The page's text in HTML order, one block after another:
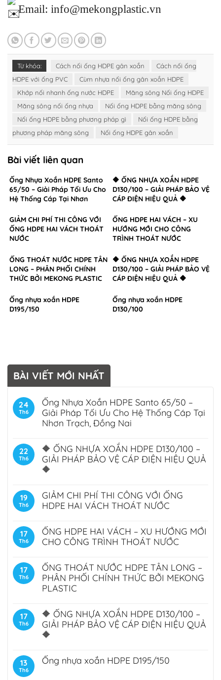
Email: info@mekongplastic.vn
Từ khóa: Cách nối ống HDPE gân xoắn
Cách nối ống
HDPE với ống PVC
Cùm nhựa nối ống gân xoắn HDPE
Khớp nối nhanh ống nước HDPE
Măng sông Nối ống HDPE
Măng sông nối ống nhựa
Nối ống HDPE bằng măng sông
Nối ống HDPE bằng phương pháp gì
Nối ống HDPE bằng
phương pháp măng sông
Nối ống HDPE gân xoắn
Bài viết liên quan
Ống Nhựa Xoắn HDPE Santo
65/50 – Giải Pháp Tối Ưu Cho
Hệ Thống Cáp Tại Nhơn
🔶 ỐNG NHỰA XOẮN HDPE
D130/100 – GIẢI PHÁP BẢO VỆ
CÁP ĐIỆN HIỆU QUẢ 🔶
GIẢM CHI PHÍ THI CÔNG VỚI
ỐNG HDPE HAI VÁCH THOÁT
NƯỚC
ỐNG HDPE HAI VÁCH – XU
HƯỚNG MỚI CHO CÔNG
TRÌNH THOÁT NƯỚC
ỐNG THOÁT NƯỚC HDPE TÂN
LONG – PHÂN PHỐI CHÍNH
THỨC BỞI MEKONG PLASTIC
🔶 ỐNG NHỰA XOẮN HDPE
D130/100 – GIẢI PHÁP BẢO VỆ
CÁP ĐIỆN HIỆU QUẢ 🔶
Ống nhựa xoắn HDPE
D195/150
Ống nhựa xoắn HDPE
D130/100
BÀI VIẾT MỚI NHẤT
24
Th6
Ống Nhựa Xoắn HDPE Santo 65/50 –
Giải Pháp Tối Ưu Cho Hệ Thống Cáp Tại
Nhơn Trạch, Đồng Nai
22
Th6
🔶 ỐNG NHỰA XOẮN HDPE D130/100 –
GIẢI PHÁP BẢO VỆ CÁP ĐIỆN HIỆU QUẢ
🔶
19
Th6
GIẢM CHI PHÍ THI CÔNG VỚI ỐNG
HDPE HAI VÁCH THOÁT NƯỚC
17
Th6
ỐNG HDPE HAI VÁCH – XU HƯỚNG MỚI
CHO CÔNG TRÌNH THOÁT NƯỚC
17
Th6
ỐNG THOÁT NƯỚC HDPE TÂN LONG –
PHÂN PHỐI CHÍNH THỨC BỞI MEKONG
PLASTIC
17
Th6
🔶 ỐNG NHỰA XOẮN HDPE D130/100 –
GIẢI PHÁP BẢO VỆ CÁP ĐIỆN HIỆU QUẢ
🔶
13
Th6
Ống nhựa xoắn HDPE D195/150